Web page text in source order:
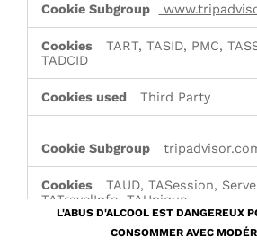
TART, TASID, PMC,
TADCID
Third Party
TAUD, TASession,
TATravelInfo, TAUnique
Third Party
L'ABUS D'ALCOOL EST DANGEREUX
CONSOMMER AVEC